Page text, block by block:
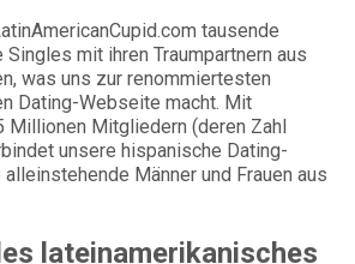
tausende
Singles mit ihren Traumpartnern aus
was uns zur renommiertesten
Dating-Webseite macht. Mit
Millionen Mitgliedern (deren Zahl
unsere hispanische Dating-
Männer und Frauen aus
lateinamerikanisches